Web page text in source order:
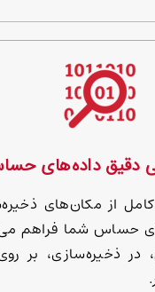
دقیق داده‌های
از مکان‌های
حساس شما فراهم
در ذخیره‌سازی، بر